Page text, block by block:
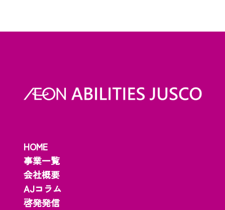
HOME
事業一覧
会社概要
AJコラム
啓発発信